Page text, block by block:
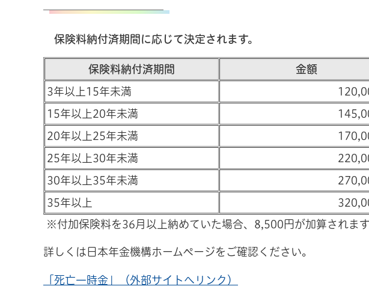
保険料納付済期間に応じて決定されます。
保険料納付済期間 金額
3年以上15年未満
15年以上20年未満
20年以上25年未満
25年以上30年未満
30年以上35年未満
35年以上
※付加保険料を36月以上納めていた場合、8,500円が加算されます
詳しくは日本年金機構ホームページをご確認ください。
「死亡一時金」（外部サイトへリンク）